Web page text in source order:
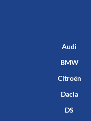
Audi
BMW
Citroën
Dacia
DS